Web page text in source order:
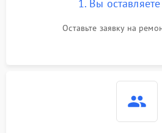
1. Вы
Оставьте заявку на